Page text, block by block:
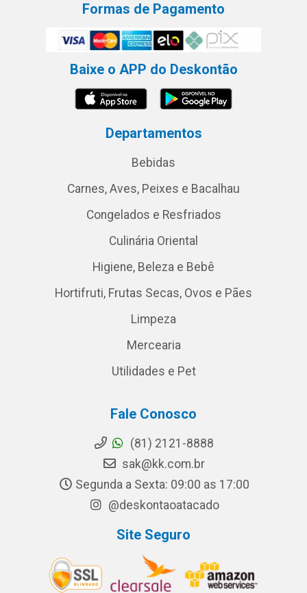
Formas de Pagamento
Baixe o APP do Deskontão
Departamentos
Bebidas
Carnes, Aves, Peixes e Bacalhau
Congelados e Resfriados
Culinária Oriental
Higiene, Beleza e Bebê
Hortifruti, Frutas Secas, Ovos e Pães
Limpeza
Mercearia
Utilidades e Pet
Fale Conosco
(81) 2121-8888
sak@kk.com.br
Segunda a Sexta: 09:00 as 17:00
@deskontaoatacado
Site Seguro